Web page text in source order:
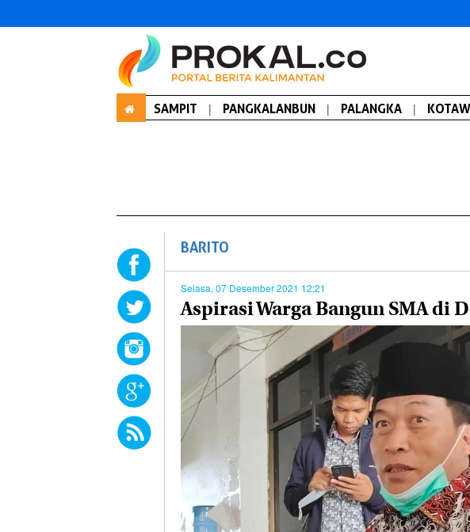
SAMPIT | PANGKALANBUN | PALANGKA |
BARITO
Selasa, 07 Desember 2021 12:21
Aspirasi Warga Bangun SMA di